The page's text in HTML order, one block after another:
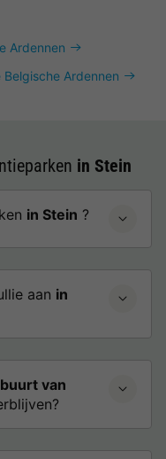
Ardennen
Ardennen
in Stein
in Stein ?
aan in
van